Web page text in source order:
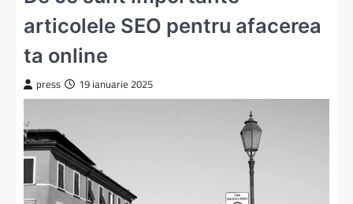
articolele SEO pentru afacerea
ta online
press 19 ianuarie 2025